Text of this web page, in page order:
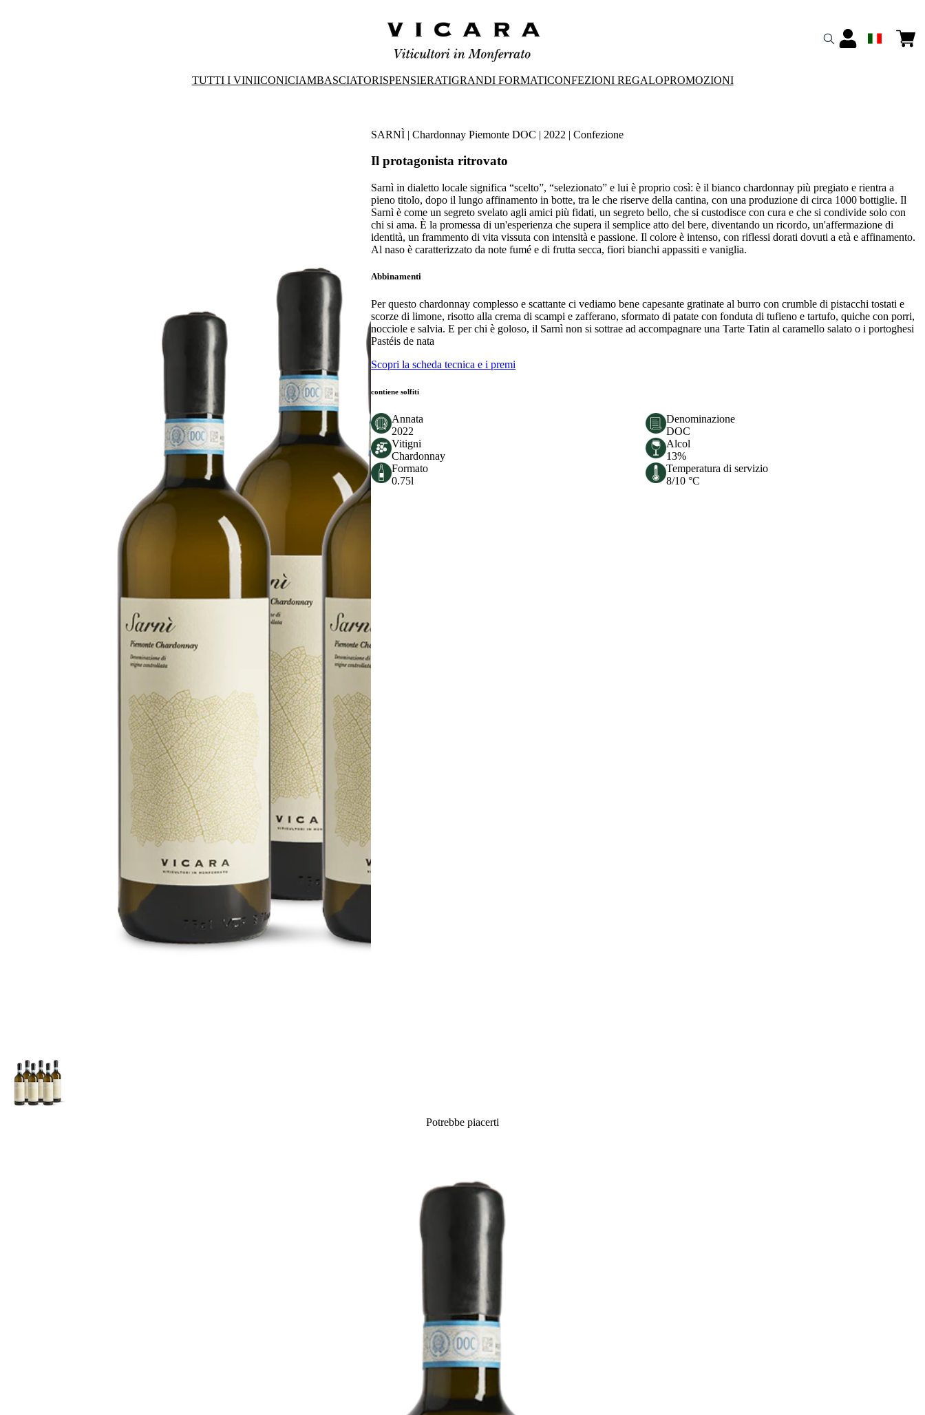
TUTTI I VINIICONICIAMBASCIATORISPENSIERATIGRANDI FORMATICONFEZIONI REGALOPROMOZIONI
SARNÌ | Chardonnay Piemonte DOC | 2022 | Confezione
Il protagonista ritrovato
Sarnì in dialetto locale significa “scelto”, “selezionato” e lui è proprio così: è il bianco chardonnay più pregiato e rientra a
pieno titolo, dopo il lungo affinamento in botte, tra le che riserve della cantina, con una produzione di circa 1000 bottiglie. Il
Sarnì è come un segreto svelato agli amici più fidati, un segreto bello, che si custodisce con cura e che si condivide solo con
chi si ama. È la promessa di un'esperienza che supera il semplice atto del bere, diventando un ricordo, un'affermazione di
identità, un frammento di vita vissuta con intensità e passione. Il colore è intenso, con riflessi dorati dovuti a età e affinamento.
Al naso è caratterizzato da note fumé e di frutta secca, fiori bianchi appassiti e vaniglia.
Abbinamenti
Per questo chardonnay complesso e scattante ci vediamo bene capesante gratinate al burro con crumble di pistacchi tostati e
scorze di limone, risotto alla crema di scampi e zafferano, sformato di patate con fonduta di tufieno e tartufo, quiche con porri,
nocciole e salvia. E per chi è goloso, il Sarnì non si sottrae ad accompagnare una Tarte Tatin al caramello salato o i portoghesi
Pastéis de nata
Scopri la scheda tecnica e i premi
contiene solfiti
Annata
2022
Denominazione
DOC
Vitigni
Chardonnay
Alcol
13%
Formato
0.75l
Temperatura di servizio
8/10 °C
Potrebbe piacerti